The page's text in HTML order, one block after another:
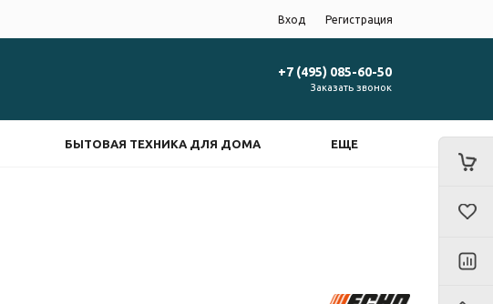
Вход Регистрация
+7 (495) 085-60-50
Заказать звонок
БЫТОВАЯ ТЕХНИКА ДЛЯ ДОМА ЕЩЕ